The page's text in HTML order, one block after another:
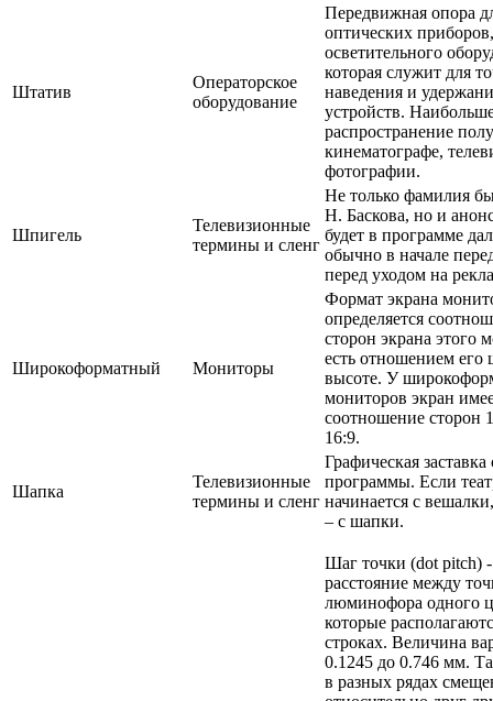
Штатив
Операторское
оборудование
Передвижная опора
оптических приборов,
осветительного
которая служит для
наведения и
устройств.
распространение
кинематографе,
фотографии.
Шпигель
Телевизионные
термины и сленг
Не только фамилия
Н. Баскова, но и
будет в программе
обычно в начале
перед уходом на
Широкоформатный Мониторы
Формат экрана
определяется
сторон экрана этого
есть отношением
высоте. У
мониторов экран
соотношение сторон
16:9.
Шапка
Телевизионные
термины и сленг
Графическая
программы. Если
начинается с
– с шапки.
Шаг точки (dot pitch) -
расстояние между
люминофора одного
которые
строках. Величина
0.1245 до 0.746 мм.
в разных рядах